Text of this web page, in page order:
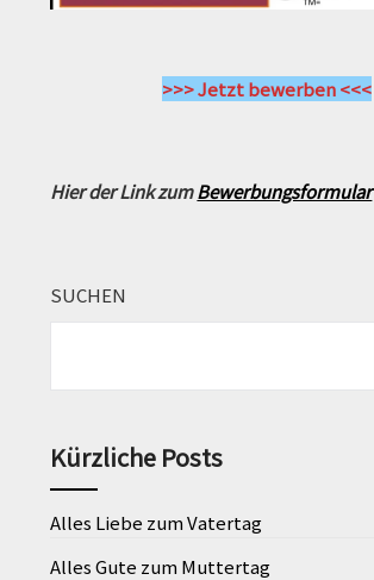
>>> Jetzt bewerben <<<
Hier der Link zumBewerbungsformular
SUCHEN
Kürzliche Posts
Alles Liebe zum Vatertag
Alles Gute zum Muttertag